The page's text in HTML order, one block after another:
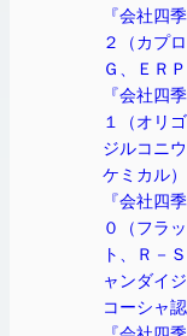
『会社四
２（カプ
Ｇ、ＥＲ
『会社四
１（オリ
ジルコニ
ケミカル）
『会社四
０（フラ
ト、Ｒ－
ャンダイ
コーシャ認